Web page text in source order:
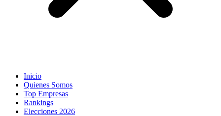
Inicio
Quienes Somos
Top Empresas
Rankings
Elecciones 2026